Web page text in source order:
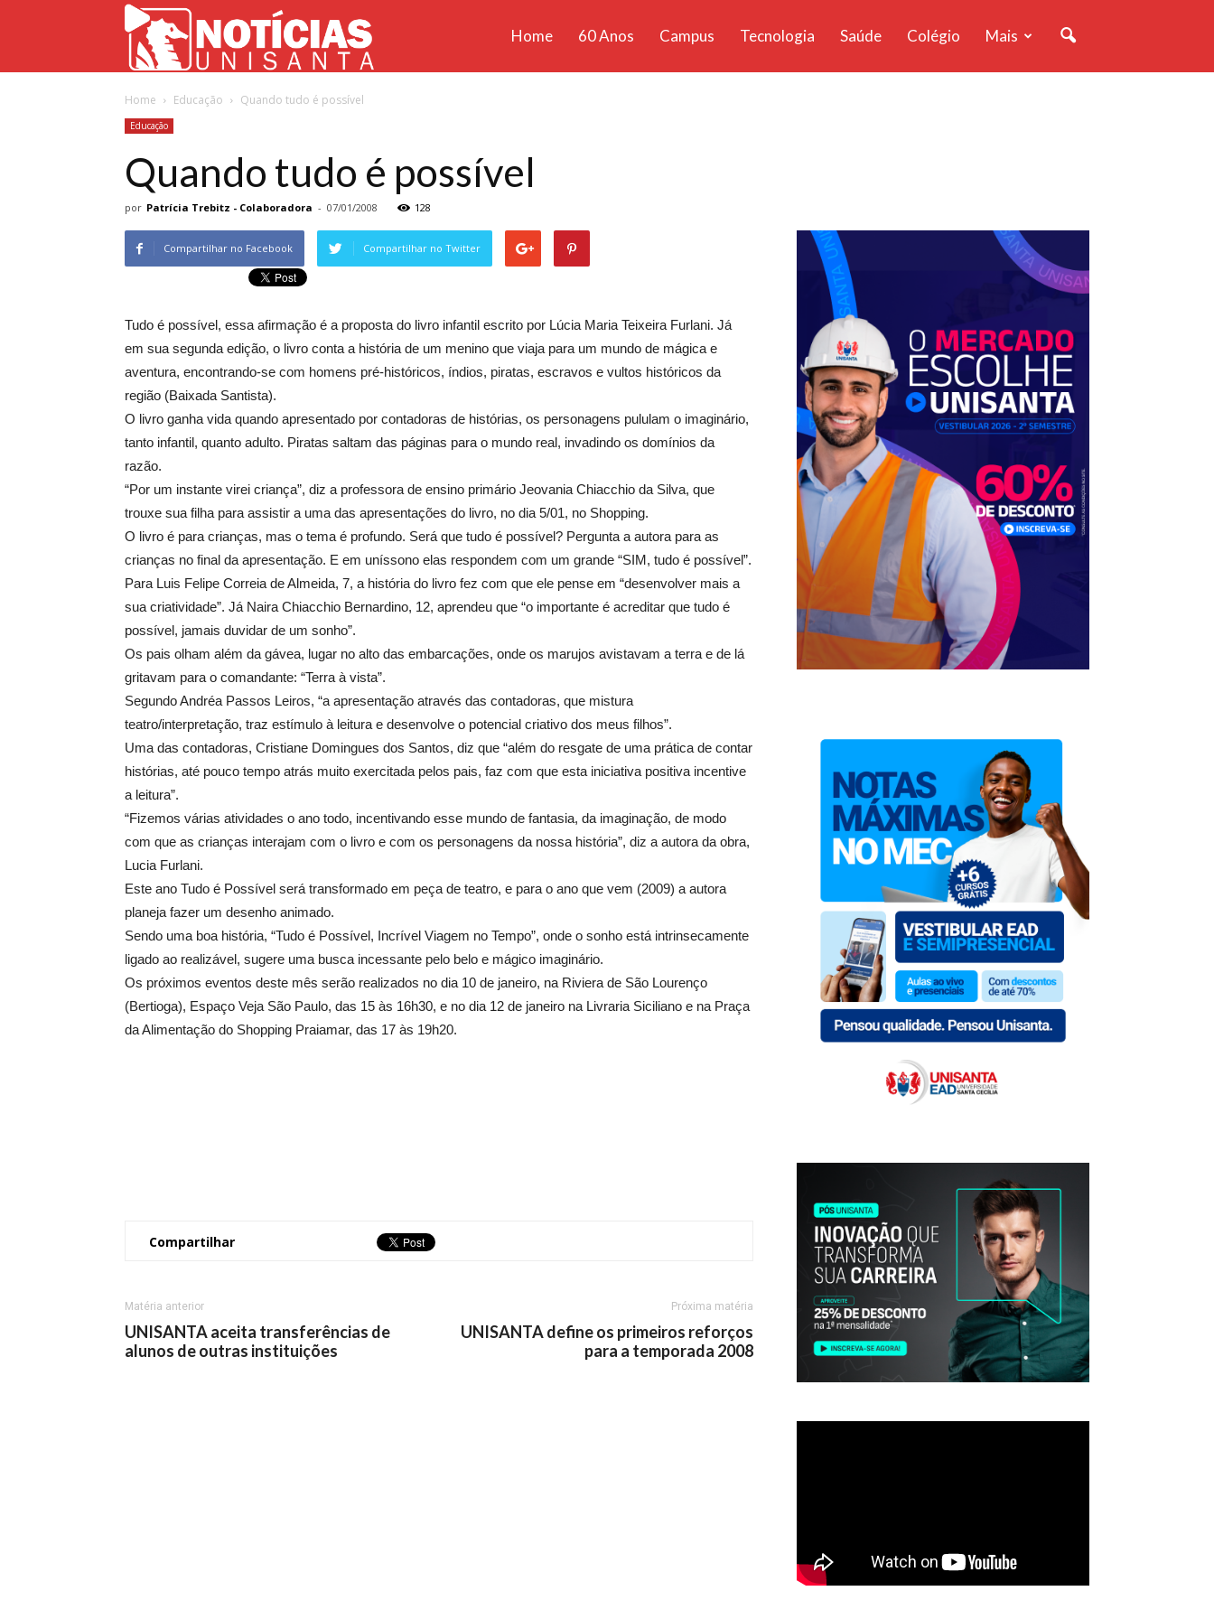
Home 60 Anos Campus Tecnologia Saúde Colégio Mais
Home Educação Quando tudo é possível
Educação
Quando tudo é possível
por Patrícia Trebitz - Colaboradora - 07/01/2008 128
Compartilhar no Facebook Compartilhar no Twitter
Tudo é possível, essa afirmação é a proposta do livro infantil escrito por Lúcia Maria Teixeira Furlani. Já
em sua segunda edição, o livro conta a história de um menino que viaja para um mundo de mágica e
aventura, encontrando-se com homens pré-históricos, índios, piratas, escravos e vultos históricos da
região (Baixada Santista).
O livro ganha vida quando apresentado por contadoras de histórias, os personagens pululam o imaginário,
tanto infantil, quanto adulto. Piratas saltam das páginas para o mundo real, invadindo os domínios da
razão.
“Por um instante virei criança”, diz a professora de ensino primário Jeovania Chiacchio da Silva, que
trouxe sua filha para assistir a uma das apresentações do livro, no dia 5/01, no Shopping.
O livro é para crianças, mas o tema é profundo. Será que tudo é possível? Pergunta a autora para as
crianças no final da apresentação. E em uníssono elas respondem com um grande “SIM, tudo é possível”.
Para Luis Felipe Correia de Almeida, 7, a história do livro fez com que ele pense em “desenvolver mais a
sua criatividade”. Já Naira Chiacchio Bernardino, 12, aprendeu que “o importante é acreditar que tudo é
possível, jamais duvidar de um sonho”.
Os pais olham além da gávea, lugar no alto das embarcações, onde os marujos avistavam a terra e de lá
gritavam para o comandante: “Terra à vista”.
Segundo Andréa Passos Leiros, “a apresentação através das contadoras, que mistura
teatro/interpretação, traz estímulo à leitura e desenvolve o potencial criativo dos meus filhos”.
Uma das contadoras, Cristiane Domingues dos Santos, diz que “além do resgate de uma prática de contar
histórias, até pouco tempo atrás muito exercitada pelos pais, faz com que esta iniciativa positiva incentive
a leitura”.
“Fizemos várias atividades o ano todo, incentivando esse mundo de fantasia, da imaginação, de modo
com que as crianças interajam com o livro e com os personagens da nossa história”, diz a autora da obra,
Lucia Furlani.
Este ano Tudo é Possível será transformado em peça de teatro, e para o ano que vem (2009) a autora
planeja fazer um desenho animado.
Sendo uma boa história, “Tudo é Possível, Incrível Viagem no Tempo”, onde o sonho está intrinsecamente
ligado ao realizável, sugere uma busca incessante pelo belo e mágico imaginário.
Os próximos eventos deste mês serão realizados no dia 10 de janeiro, na Riviera de São Lourenço
(Bertioga), Espaço Veja São Paulo, das 15 às 16h30, e no dia 12 de janeiro na Livraria Siciliano e na Praça
da Alimentação do Shopping Praiamar, das 17 às 19h20.
Compartilhar
Matéria anterior
UNISANTA aceita transferências de
alunos de outras instituições
Próxima matéria
UNISANTA define os primeiros reforços
para a temporada 2008